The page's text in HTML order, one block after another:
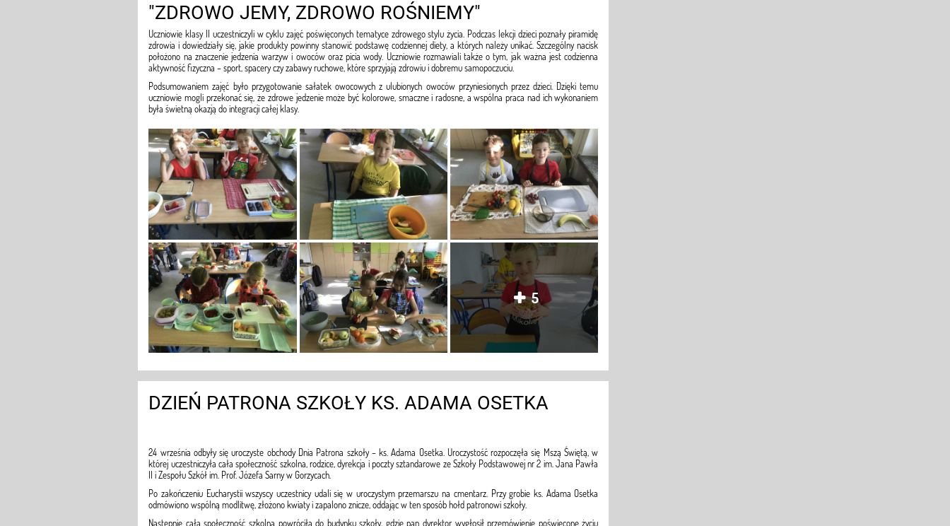
"ZDROWO JEMY, ZDROWO ROŚNIEMY"
Uczniowie klasy II uczestniczyli w cyklu zajęć poświęconych tematyce zdrowego stylu życia. Podczas lekcji dzieci poznały piramidę
zdrowia i dowiedziały się, jakie produkty powinny stanowić podstawę codziennej diety, a których należy unikać. Szczególny nacisk
położono na znaczenie jedzenia warzyw i owoców oraz picia wody. Uczniowie rozmawiali także o tym, jak ważna jest codzienna
aktywność fizyczna – sport, spacery czy zabawy ruchowe, które sprzyjają zdrowiu i dobremu samopoczuciu.
Podsumowaniem zajęć było przygotowanie sałatek owocowych z ulubionych owoców przyniesionych przez dzieci. Dzięki temu
uczniowie mogli przekonać się, że zdrowe jedzenie może być kolorowe, smaczne i radosne, a wspólna praca nad ich wykonaniem
była świetną okazją do integracji całej klasy.
5
DZIEŃ PATRONA SZKOŁY KS. ADAMA OSETKA
24 września odbyły się uroczyste obchody Dnia Patrona szkoły – ks. Adama Osetka. Uroczystość rozpoczęła się Mszą Świętą, w
której uczestniczyła cała społeczność szkolna, rodzice, dyrekcja i poczty sztandarowe ze Szkoły Podstawowej nr 2 im. Jana Pawła
II i Zespołu Szkół im. Prof. Józefa Sarny w Gorzycach.
Po zakończeniu Eucharystii wszyscy uczestnicy udali się w uroczystym przemarszu na cmentarz. Przy grobie ks. Adama Osetka
odmówiono wspólną modlitwę, złożono kwiaty i zapalono znicze, oddając w ten sposób hołd patronowi szkoły.
Następnie cała społeczność szkolna powróciła do budynku szkoły, gdzie pan dyrektor wygłosił przemówienie poświęcone życiu